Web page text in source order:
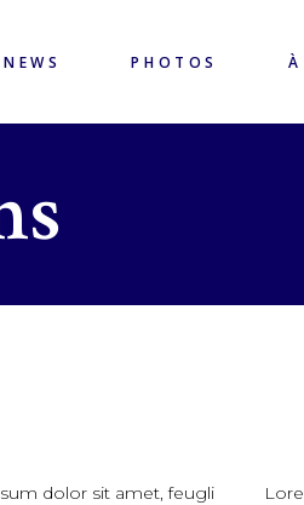
NEWS PHOTOS
dolor sit amet, feugli